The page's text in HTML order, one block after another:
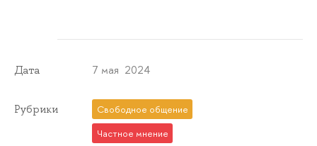
Дата 7 мая 2024
Рубрики
Свободное общение
Частное мнение